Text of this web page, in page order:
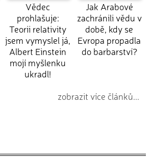
Vědec
prohlašuje:
Teorii relativity
jsem vymyslel já,
Albert Einstein
mojí myšlenku
ukradl!
Jak Arabové
zachránili vědu v
době, kdy se
Evropa propadla
do barbarství?
zobrazit více článků...